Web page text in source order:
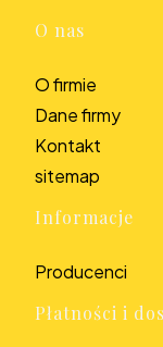
Linki w
O nas
O firmie
Dane firmy
Kontakt
sitemap
Informacje
Producenci
Płatności i